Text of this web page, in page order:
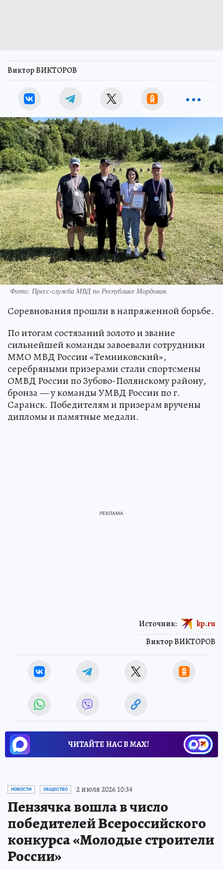
Виктор ВИКТОРОВ
Фото: Пресс-служба МВД по Республике Мордовия.
Соревнования прошли в напряженной борьбе.
По итогам состязаний золото и звание
сильнейшей команды завоевали сотрудники
ММО МВД России «Темниковский»,
серебряными призерами стали спортсмены
ОМВД России по Зубово-Полянскому району,
бронза — у команды УМВД России по г.
Саранск. Победителям и призерам вручены
дипломы и памятные медали.
Виктор ВИКТОРОВ
Источник: kp.ru
ЧИТАЙТЕ НАС В МАХ!
НОВОСТИ ОБЩЕСТВО 2 июля 2026 10:34
Пензячка вошла в число
победителей Всероссийского
конкурса «Молодые строители
России»